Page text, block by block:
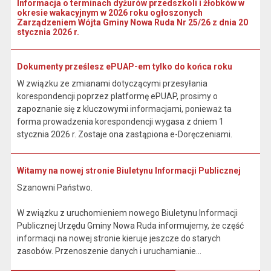
Informacja o terminach dyżurów przedszkoli i żłobków w
okresie wakacyjnym w 2026 roku ogłoszonych
Zarządzeniem Wójta Gminy Nowa Ruda Nr 25/26 z dnia 20
stycznia 2026 r.
Dokumenty prześlesz ePUAP-em tylko do końca roku
W związku ze zmianami dotyczącymi przesyłania
korespondencji poprzez platformę ePUAP, prosimy o
zapoznanie się z kluczowymi informacjami, ponieważ ta
forma prowadzenia korespondencji wygasa z dniem 1
stycznia 2026 r. Zostaje ona zastąpiona e-Doręczeniami.
Witamy na nowej stronie Biuletynu Informacji Publicznej
Szanowni Państwo.
W związku z uruchomieniem nowego Biuletynu Informacji
Publicznej Urzędu Gminy Nowa Ruda informujemy, że część
informacji na nowej stronie kieruje jeszcze do starych
zasobów. Przenoszenie danych i uruchamianie...